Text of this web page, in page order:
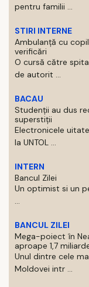
pentru familii ...
STIRI INTERNE
Ambulanță cu
verificări
O cursă către
de autorit ...
BACAU
Studenții au dus
superstiții
Electronicele
la UNTOL ...
INTERN
Bancul Zilei
Un optimist si un
...
BANCUL ZILEI
Mega-poiect în
aproape 1,7
Unul dintre cele
Moldovei intr ...